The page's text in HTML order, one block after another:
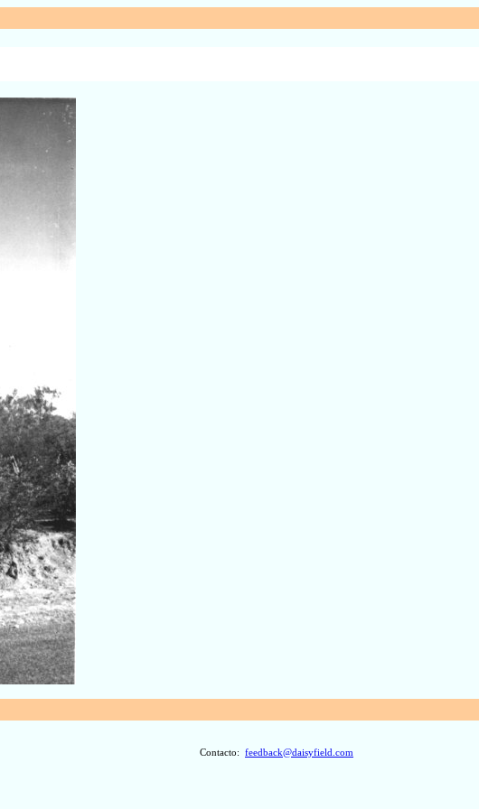
Contacto: feedback@daisyfield.com